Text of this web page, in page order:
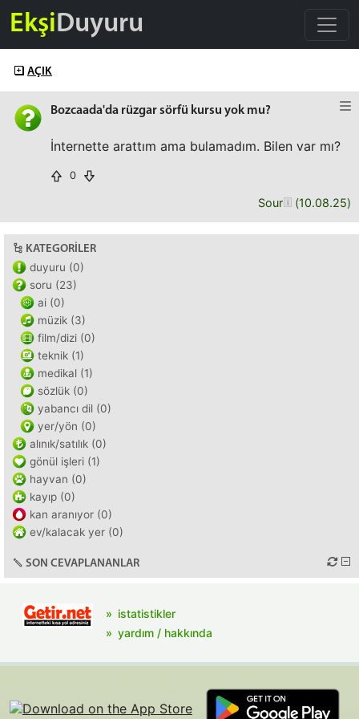
EkşiDuyuru
AÇIK
Bozcaada'da rüzgar sörfü kursu yok mu?
İnternette arattım ama bulamadım. Bilen var mı?
0
Sour (10.08.25)
KATEGORILER
duyuru (0)
soru (23)
ai (0)
müzik (3)
film/dizi (0)
teknik (1)
medikal (1)
sözlük (0)
yabancı dil (0)
yer/yön (0)
alınık/satılık (0)
gönül işleri (1)
hayvan (0)
kayıp (0)
kan aranıyor (0)
ev/kalacak yer (0)
SON CEVAPLANANLAR
istatistikler
yardım / hakkında